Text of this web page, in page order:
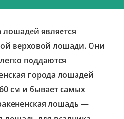
лошадей является
верховой лошади. Они
поддаются
порода лошадей
см и бывает самых
лошадь —